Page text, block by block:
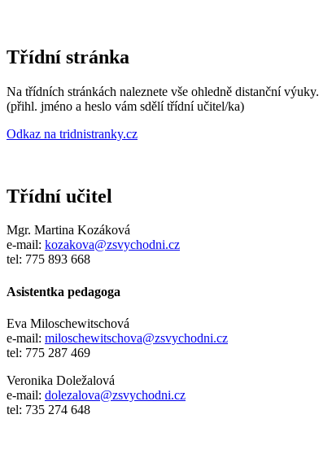
Třídní stránka
Na třídních stránkách naleznete vše ohledně distanční výuky.
(přihl. jméno a heslo vám sdělí třídní učitel/ka)
Odkaz na tridnistranky.cz
Třídní učitel
Mgr. Martina Kozáková
e-mail: kozakova@zsvychodni.cz
tel: 775 893 668
Asistentka pedagoga
Eva Miloschewitschová
e-mail: miloschewitschova@zsvychodni.cz
tel: 775 287 469
Veronika Doležalová
e-mail: dolezalova@zsvychodni.cz
tel: 735 274 648